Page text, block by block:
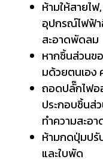
ห้ามให้สายไ
อุปกรณ์ไฟฟ้า
สะอาดพัดลม
หากชิ้นส่วนข
มด้วยตนเอง
ถอดปลั๊กไฟ
ประกอบชิ้นส่
ทำความสะอ
ห้ามกดปุ่มปรั
และใบพัด